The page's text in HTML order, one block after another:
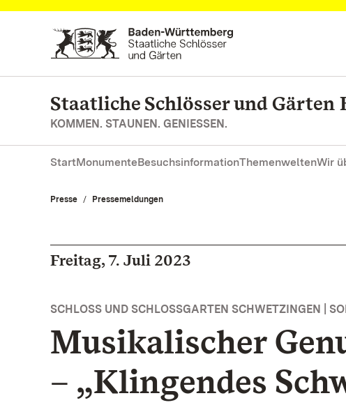
Zum Hauptinhalt springen
Staatliche Schlösser und Gärten
KOMMEN. STAUNEN. GENIESSEN.
StartMonumenteBesuchsinformationThemenweltenWir
Presse Pressemeldungen
Freitag, 7. Juli 2023
SCHLOSS UND SCHLOSSGARTEN SCHWETZINGEN |
Musikalischer
– „Klingendes